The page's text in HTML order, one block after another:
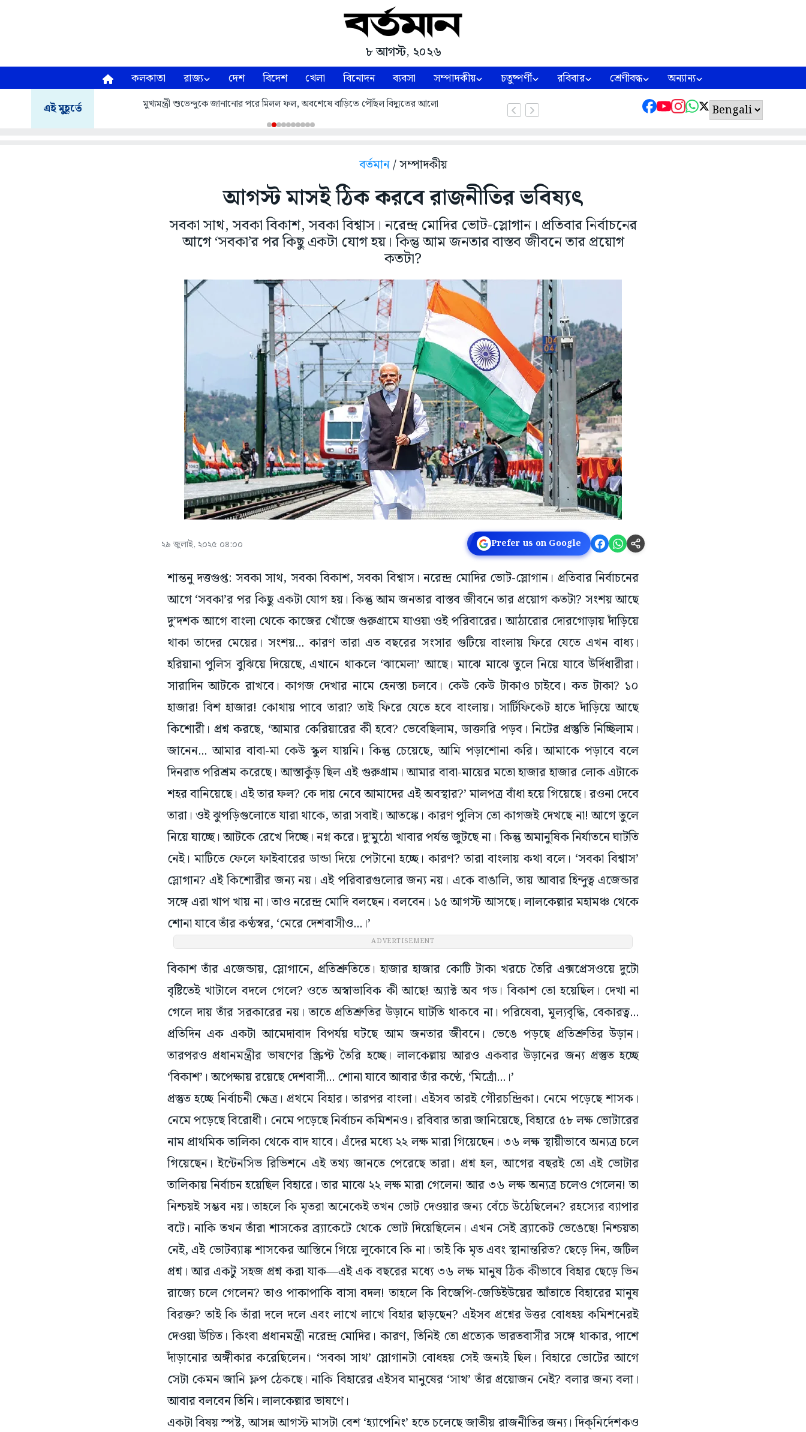
৮ আগস্ট, ২০২৬
কলকাতা রাজ্য দেশ বিদেশ খেলা বিনোদন ব্যবসা সম্পাদকীয় চতুষ্পর্ণী রবিবার শ্রেণীবদ্ধ অন্যান্য
এই মুহূর্তে মুখ্যমন্ত্রী শুভেন্দুকে জানানোর পরে মিলল ফল, অবশেষে বাড়িতে পৌঁছল বিদ্যুতের আলো
বর্তমান/ সম্পাদকীয়
আগস্ট মাসই ঠিক করবে রাজনীতির ভবিষ্যৎ
সবকা সাথ, সবকা বিকাশ, সবকা বিশ্বাস। নরেন্দ্র মোদির ভোট-স্লোগান। প্রতিবার নির্বাচনের
আগে ‘সবকা’র পর কিছু একটা যোগ হয়। কিন্তু আম জনতার বাস্তব জীবনে তার প্রয়োগ
কতটা?
২৯ জুলাই, ২০২৫ ০৪:০০ Prefer us on Google
শান্তনু দত্তগুপ্ত: সবকা সাথ, সবকা বিকাশ, সবকা বিশ্বাস। নরেন্দ্র মোদির ভোট-স্লোগান। প্রতিবার নির্বাচনের
আগে ‘সবকা’র পর কিছু একটা যোগ হয়। কিন্তু আম জনতার বাস্তব জীবনে তার প্রয়োগ কতটা? সংশয় আছে
দু’দশক আগে বাংলা থেকে কাজের খোঁজে গুরুগ্রামে যাওয়া ওই পরিবারের। আঠারোর দোরগোড়ায় দাঁড়িয়ে
থাকা তাদের মেয়ের। সংশয়... কারণ তারা এত বছরের সংসার গুটিয়ে বাংলায় ফিরে যেতে এখন বাধ্য।
হরিয়ানা পুলিস বুঝিয়ে দিয়েছে, এখানে থাকলে ‘ঝামেলা’ আছে। মাঝে মাঝে তুলে নিয়ে যাবে উর্দিধারীরা।
সারাদিন আটকে রাখবে। কাগজ দেখার নামে হেনস্তা চলবে। কেউ কেউ টাকাও চাইবে। কত টাকা? ১০
হাজার! বিশ হাজার! কোথায় পাবে তারা? তাই ফিরে যেতে হবে বাংলায়। সার্টিফিকেট হাতে দাঁড়িয়ে আছে
কিশোরী। প্রশ্ন করছে, ‘আমার কেরিয়ারের কী হবে? ভেবেছিলাম, ডাক্তারি পড়ব। নিটের প্রস্তুতি নিচ্ছিলাম।
জানেন... আমার বাবা-মা কেউ স্কুল যায়নি। কিন্তু চেয়েছে, আমি পড়াশোনা করি। আমাকে পড়াবে বলে
দিনরাত পরিশ্রম করেছে। আস্তাকুঁড় ছিল এই গুরুগ্রাম। আমার বাবা-মায়ের মতো হাজার হাজার লোক এটাকে
শহর বানিয়েছে। এই তার ফল? কে দায় নেবে আমাদের এই অবস্থার?’ মালপত্র বাঁধা হয়ে গিয়েছে। রওনা দেবে
তারা। ওই ঝুপড়িগুলোতে যারা থাকে, তারা সবাই। আতঙ্কে। কারণ পুলিস তো কাগজই দেখছে না! আগে তুলে
নিয়ে যাচ্ছে। আটকে রেখে দিচ্ছে। নগ্ন করে। দু’মুঠো খাবার পর্যন্ত জুটছে না। কিন্তু অমানুষিক নির্যাতনে ঘাটতি
নেই। মাটিতে ফেলে ফাইবারের ডান্ডা দিয়ে পেটানো হচ্ছে। কারণ? তারা বাংলায় কথা বলে। ‘সবকা বিশ্বাস’
স্লোগান? এই কিশোরীর জন্য নয়। এই পরিবারগুলোর জন্য নয়। একে বাঙালি, তায় আবার হিন্দুত্ব এজেন্ডার
সঙ্গে এরা খাপ খায় না। তাও নরেন্দ্র মোদি বলছেন। বলবেন। ১৫ আগস্ট আসছে। লালকেল্লার মহামঞ্চ থেকে
শোনা যাবে তাঁর কণ্ঠস্বর, ‘মেরে দেশবাসীও...।’
বিকাশ তাঁর এজেন্ডায়, স্লোগানে, প্রতিশ্রুতিতে। হাজার হাজার কোটি টাকা খরচে তৈরি এক্সপ্রেসওয়ে দুটো
বৃষ্টিতেই খাটালে বদলে গেলে? ওতে অস্বাভাবিক কী আছে! অ্যাক্ট অব গড। বিকাশ তো হয়েছিল। দেখা না
গেলে দায় তাঁর সরকারের নয়। তাতে প্রতিশ্রুতির উড়ানে ঘাটতি থাকবে না। পরিষেবা, মূল্যবৃদ্ধি, বেকারত্ব...
প্রতিদিন এক একটা আমেদাবাদ বিপর্যয় ঘটছে আম জনতার জীবনে। ভেঙে পড়ছে প্রতিশ্রুতির উড়ান।
তারপরও প্রধানমন্ত্রীর ভাষণের স্ক্রিপ্ট তৈরি হচ্ছে। লালকেল্লায় আরও একবার উড়ানের জন্য প্রস্তুত হচ্ছে
‘বিকাশ’। অপেক্ষায় রয়েছে দেশবাসী... শোনা যাবে আবার তাঁর কণ্ঠে, ‘মিত্রোঁ...।’
প্রস্তুত হচ্ছে নির্বাচনী ক্ষেত্র। প্রথমে বিহার। তারপর বাংলা। এইসব তারই গৌরচন্দ্রিকা। নেমে পড়েছে শাসক।
নেমে পড়েছে বিরোধী। নেমে পড়েছে নির্বাচন কমিশনও। রবিবার তারা জানিয়েছে, বিহারে ৫৮ লক্ষ ভোটারের
নাম প্রাথমিক তালিকা থেকে বাদ যাবে। এঁদের মধ্যে ২২ লক্ষ মারা গিয়েছেন। ৩৬ লক্ষ স্থায়ীভাবে অন্যত্র চলে
গিয়েছেন। ইন্টেনসিভ রিভিশনে এই তথ্য জানতে পেরেছে তারা। প্রশ্ন হল, আগের বছরই তো এই ভোটার
তালিকায় নির্বাচন হয়েছিল বিহারে। তার মাঝে ২২ লক্ষ মারা গেলেন! আর ৩৬ লক্ষ অন্যত্র চলেও গেলেন! তা
নিশ্চয়ই সম্ভব নয়। তাহলে কি মৃতরা অনেকেই তখন ভোট দেওয়ার জন্য বেঁচে উঠেছিলেন? রহস্যের ব্যাপার
বটে। নাকি তখন তাঁরা শাসকের ব্র্যাকেটে থেকে ভোট দিয়েছিলেন। এখন সেই ব্র্যাকেট ভেঙেছে! নিশ্চয়তা
নেই, এই ভোটব্যাঙ্ক শাসকের আস্তিনে গিয়ে লুকোবে কি না। তাই কি মৃত এবং স্থানান্তরিত? ছেড়ে দিন, জটিল
প্রশ্ন। আর একটু সহজ প্রশ্ন করা যাক—এই এক বছরের মধ্যে ৩৬ লক্ষ মানুষ ঠিক কীভাবে বিহার ছেড়ে ভিন
রাজ্যে চলে গেলেন? তাও পাকাপাকি বাসা বদল! তাহলে কি বিজেপি-জেডিইউয়ের আঁতাতে বিহারের মানুষ
বিরক্ত? তাই কি তাঁরা দলে দলে এবং লাখে লাখে বিহার ছাড়ছেন? এইসব প্রশ্নের উত্তর বোধহয় কমিশনেরই
দেওয়া উচিত। কিংবা প্রধানমন্ত্রী নরেন্দ্র মোদির। কারণ, তিনিই তো প্রত্যেক ভারতবাসীর সঙ্গে থাকার, পাশে
দাঁড়ানোর অঙ্গীকার করেছিলেন। ‘সবকা সাথ’ স্লোগানটা বোধহয় সেই জন্যই ছিল। বিহারে ভোটের আগে
সেটা কেমন জানি ফ্লপ ঠেকছে। নাকি বিহারের এইসব মানুষের ‘সাথ’ তাঁর প্রয়োজন নেই? বলার জন্য বলা।
আবার বলবেন তিনি। লালকেল্লার ভাষণে।
একটা বিষয় স্পষ্ট, আসন্ন আগস্ট মাসটা বেশ ‘হ্যাপেনিং’ হতে চলেছে জাতীয় রাজনীতির জন্য। দিক্‌নির্দেশকও
বটে। এই মাসটাই দেখিয়ে দেবে, আগামী দিনে দেশের রাজনীতি কোন পথে যাবে। খুব বেশি কিছু নয়, দুটো